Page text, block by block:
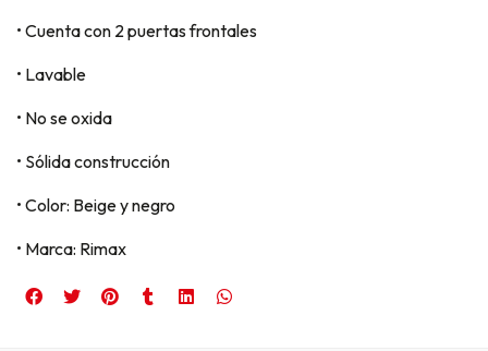
• Cuenta con 2 puertas frontales
• Lavable
• No se oxida
• Sólida construcción
• Color: Beige y negro
• Marca: Rimax